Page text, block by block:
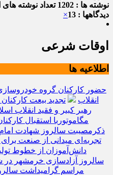
نوشته ها : 1202
تعداد نوشته های
دیدگاهها : 13
×
اوقات شرعی
اطلاعیه ها
حضور کارکنان گروه
انقلاب
تجدید بیعت
رهبر کبیر و فقید انقلاب
مگاموتوربا استقبال
ذکرمصیبت سالروز شهادت
تجربه‌ای میدانی از صنعت
دانش‌آموزان از خطوط
سالروز آزادسازی خرمشهر
مراسم گرامیداشت